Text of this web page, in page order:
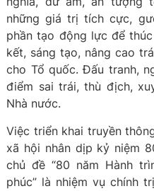
những giá trị tích cực,
phần tạo động lực để
kết, sáng tạo, nâng cao
cho Tổ quốc. Đấu tranh,
điểm sai trái, thù địch,
Nhà nước.
Việc triển khai truyền
xã hội nhân dịp kỷ niệm
chủ đề “80 năm Hành
phúc” là nhiệm vụ chính